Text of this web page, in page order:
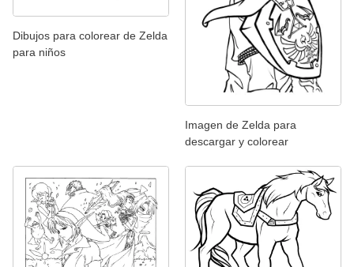
Dibujos para colorear de Zelda
para niños
Imagen de Zelda para
descargar y colorear